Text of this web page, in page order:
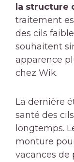
la structure
traitement
des cils
souhaitent
apparence
chez Wik.
La dernière
santé des
longtemps.
monture
vacances de